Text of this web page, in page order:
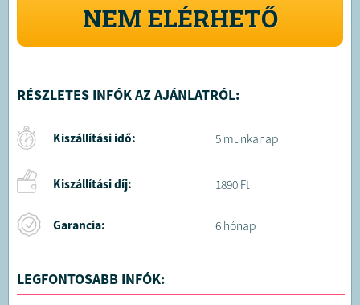
NEM ELÉRHETŐ
RÉSZLETES INFÓK AZ AJÁNLATRÓL:
Kiszállítási idő: 5 munkanap
Kiszállítási díj: 1890 Ft
Garancia: 6 hónap
LEGFONTOSABB INFÓK: